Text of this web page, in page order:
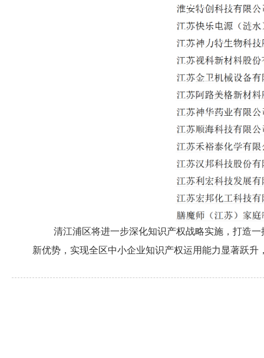
清江浦区将进一步深化知识产权战略实施，打造
新优势，实现全区中小企业知识产权运用能力显著跃